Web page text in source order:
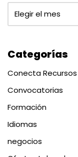
Categorías
Conecta Recursos
Convocatorias
Formación
Idiomas
negocios